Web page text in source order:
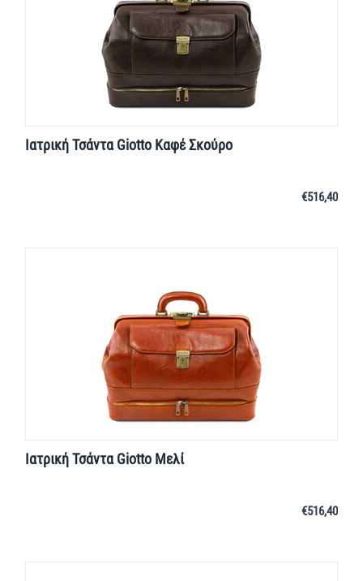
Ιατρική Τσάντα Giotto Καφέ Σκούρο
€516,40
Ιατρική Τσάντα Giotto Μελί
€516,40